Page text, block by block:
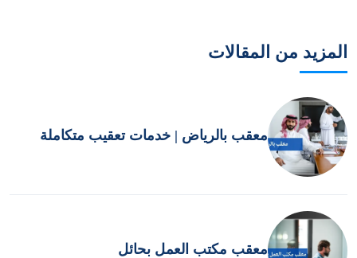
المزيد من المقالات
معقب بالرياض | خدمات تعقيب متكاملة
معقب مكتب العمل بحائل